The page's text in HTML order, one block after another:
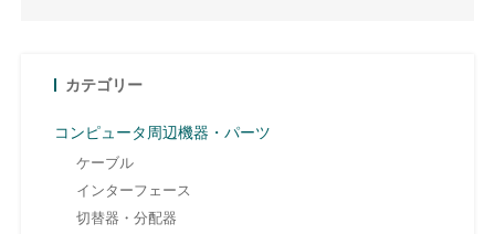
カテゴリー
コンピュータ周辺機器・パーツ
ケーブル
インターフェース
切替器・分配器